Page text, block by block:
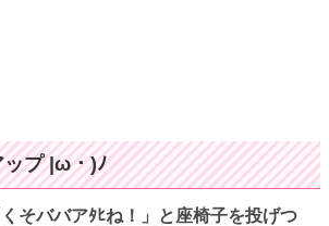
ップ |ω・)ﾉ
そババアﾀﾋね！」と座椅子を投げつ